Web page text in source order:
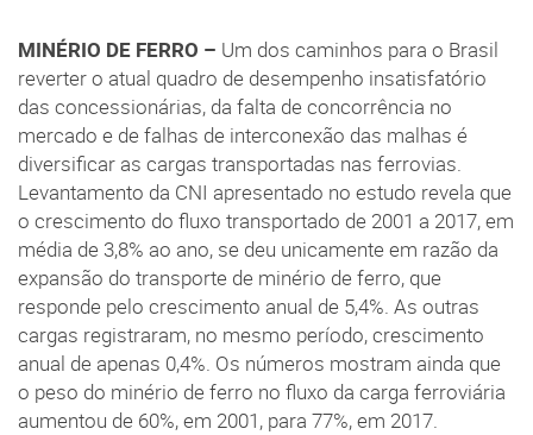
MINÉRIO DE FERRO – Um dos caminhos para o Brasil
reverter o atual quadro de desempenho insatisfatório
das concessionárias, da falta de concorrência no
mercado e de falhas de interconexão das malhas é
diversificar as cargas transportadas nas ferrovias.
Levantamento da CNI apresentado no estudo revela que
o crescimento do fluxo transportado de 2001 a 2017, em
média de 3,8% ao ano, se deu unicamente em razão da
expansão do transporte de minério de ferro, que
responde pelo crescimento anual de 5,4%. As outras
cargas registraram, no mesmo período, crescimento
anual de apenas 0,4%. Os números mostram ainda que
o peso do minério de ferro no fluxo da carga ferroviária
aumentou de 60%, em 2001, para 77%, em 2017.